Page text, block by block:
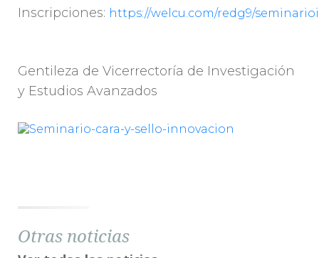
Inscripciones: https://welcu.com/redg9/
Gentileza de Vicerrectoría de Investigación
y Estudios Avanzados
Otras noticias